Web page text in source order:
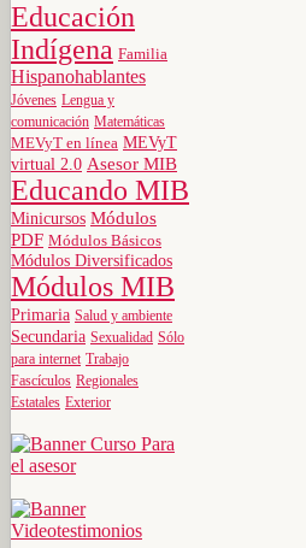
Educación
Indígena Familia
Hispanohablantes
Jóvenes Lengua y
comunicación Matemáticas
MEVyT en línea MEVyT
virtual 2.0 Asesor MIB
Educando MIB
Minicursos Módulos
PDF Módulos Básicos
Módulos Diversificados
Módulos MIB
Primaria Salud y ambiente
Secundaria Sexualidad Sólo
para internet Trabajo
Fascículos Regionales
Estatales Exterior